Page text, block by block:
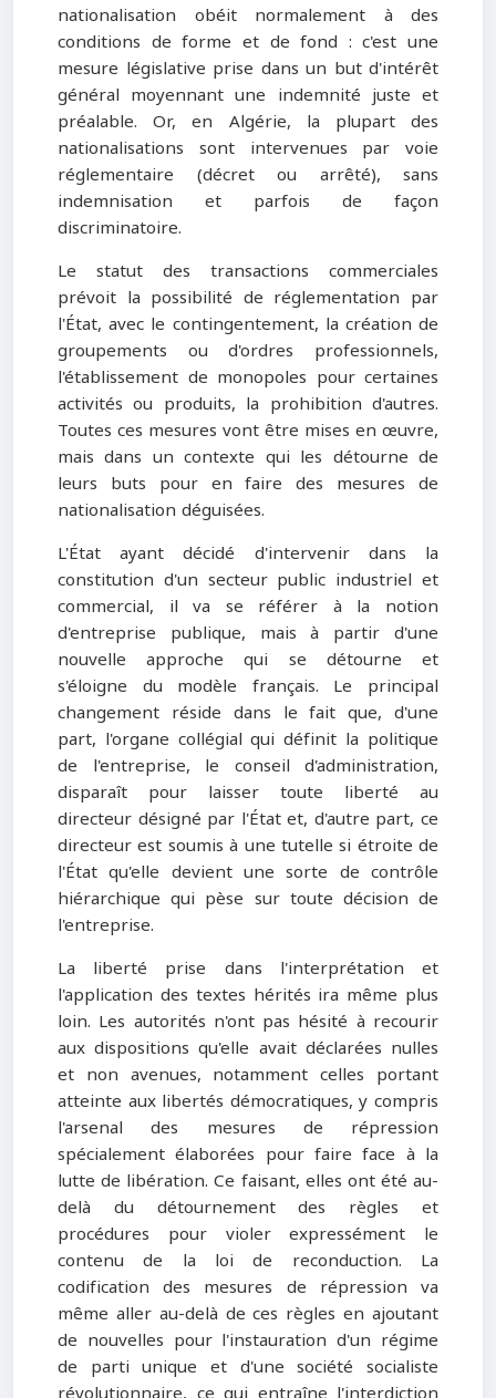
nationalisation obéit normalement à des
conditions de forme et de fond : c'est une
mesure législative prise dans un but d'intérêt
général moyennant une indemnité juste et
préalable. Or, en Algérie, la plupart des
nationalisations sont intervenues par voie
réglementaire (décret ou arrêté), sans
indemnisation et parfois de façon
discriminatoire.
Le statut des transactions commerciales
prévoit la possibilité de réglementation par
l'État, avec le contingentement, la création de
groupements ou d'ordres professionnels,
l'établissement de monopoles pour certaines
activités ou produits, la prohibition d'autres.
Toutes ces mesures vont être mises en œuvre,
mais dans un contexte qui les détourne de
leurs buts pour en faire des mesures de
nationalisation déguisées.
L'État ayant décidé d'intervenir dans la
constitution d'un secteur public industriel et
commercial, il va se référer à la notion
d'entreprise publique, mais à partir d'une
nouvelle approche qui se détourne et
s'éloigne du modèle français. Le principal
changement réside dans le fait que, d'une
part, l'organe collégial qui définit la politique
de l'entreprise, le conseil d'administration,
disparaît pour laisser toute liberté au
directeur désigné par l'État et, d'autre part, ce
directeur est soumis à une tutelle si étroite de
l'État qu'elle devient une sorte de contrôle
hiérarchique qui pèse sur toute décision de
l'entreprise.
La liberté prise dans l'interprétation et
l'application des textes hérités ira même plus
loin. Les autorités n'ont pas hésité à recourir
aux dispositions qu'elle avait déclarées nulles
et non avenues, notamment celles portant
atteinte aux libertés démocratiques, y compris
l'arsenal des mesures de répression
spécialement élaborées pour faire face à la
lutte de libération. Ce faisant, elles ont été au-
delà du détournement des règles et
procédures pour violer expressément le
contenu de la loi de reconduction. La
codification des mesures de répression va
même aller au-delà de ces règles en ajoutant
de nouvelles pour l'instauration d'un régime
de parti unique et d'une société socialiste